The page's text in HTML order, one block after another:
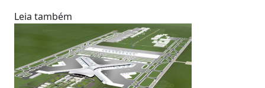
Leia também